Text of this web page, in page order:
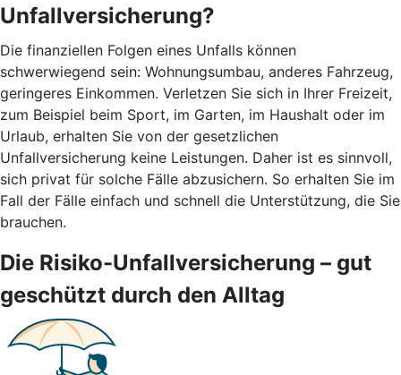
Unfallversicherung?
Die finanziellen Folgen eines Unfalls können
schwerwiegend sein: Wohnungsumbau, anderes Fahrzeug,
geringeres Einkommen. Verletzen Sie sich in Ihrer Freizeit,
zum Beispiel beim Sport, im Garten, im Haushalt oder im
Urlaub, erhalten Sie von der gesetzlichen
Unfallversicherung keine Leistungen. Daher ist es sinnvoll,
sich privat für solche Fälle abzusichern. So erhalten Sie im
Fall der Fälle einfach und schnell die Unterstützung, die Sie
brauchen.
Die Risiko-Unfallversicherung – gut
geschützt durch den Alltag